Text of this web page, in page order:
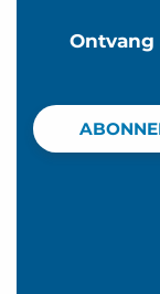
Ontvang